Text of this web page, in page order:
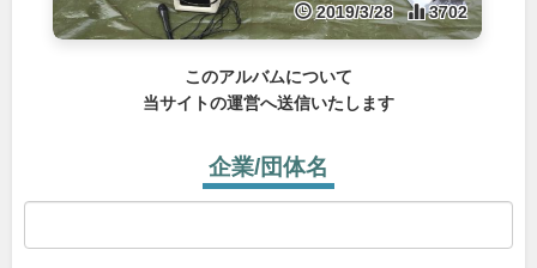
2019/3/28 3702
このアルバムについて
当サイトの運営へ送信いたします
企業/団体名